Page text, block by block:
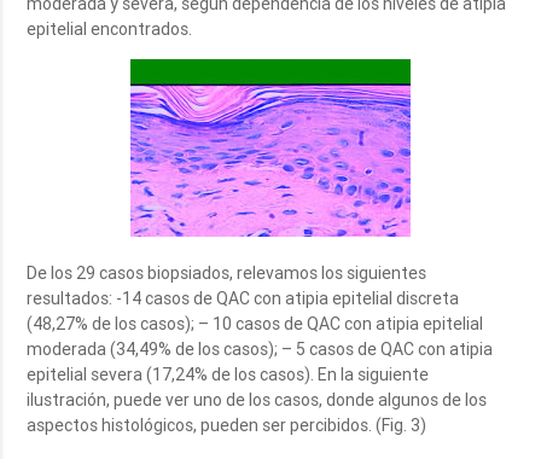
epitelial encontrados.
De los 29 casos biopsiados, relevamos los siguientes
resultados: -14 casos de QAC con atipia epitelial discreta
(48,27% de los casos); – 10 casos de QAC con atipia epitelial
moderada (34,49% de los casos); – 5 casos de QAC con atipia
epitelial severa (17,24% de los casos). En la siguiente
ilustración, puede ver uno de los casos, donde algunos de los
aspectos histológicos, pueden ser percibidos. (Fig. 3)